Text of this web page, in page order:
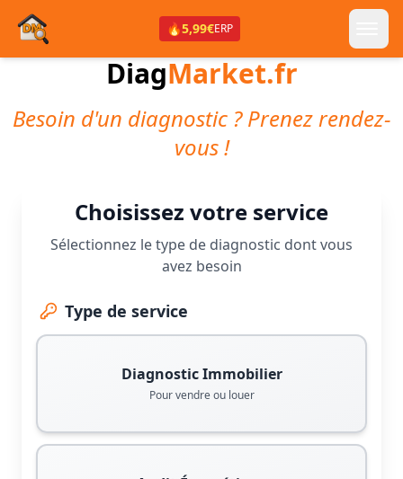
🔥5,99€ERP
DiagMarket.fr
Besoin d'un diagnostic ? Prenez rendez-
vous !
Choisissez votre service
Sélectionnez le type de diagnostic dont vous
avez besoin
Type de service
Diagnostic Immobilier
Pour vendre ou louer